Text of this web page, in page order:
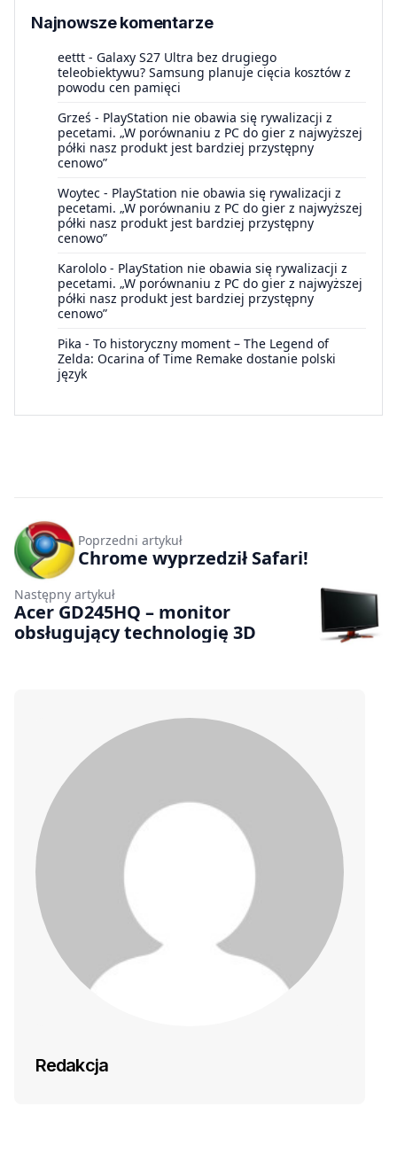
Najnowsze komentarze
eettt - Galaxy S27 Ultra bez drugiego
teleobiektywu? Samsung planuje cięcia kosztów z
powodu cen pamięci
Grześ - PlayStation nie obawia się rywalizacji z
pecetami. „W porównaniu z PC do gier z najwyższej
półki nasz produkt jest bardziej przystępny
cenowo”
Woytec - PlayStation nie obawia się rywalizacji z
pecetami. „W porównaniu z PC do gier z najwyższej
półki nasz produkt jest bardziej przystępny
cenowo”
Karololo - PlayStation nie obawia się rywalizacji z
pecetami. „W porównaniu z PC do gier z najwyższej
półki nasz produkt jest bardziej przystępny
cenowo”
Pika - To historyczny moment – The Legend of
Zelda: Ocarina of Time Remake dostanie polski
język
Poprzedni artykuł
Chrome wyprzedził Safari!
Następny artykuł
Acer GD245HQ – monitor
obsługujący technologię 3D
Redakcja